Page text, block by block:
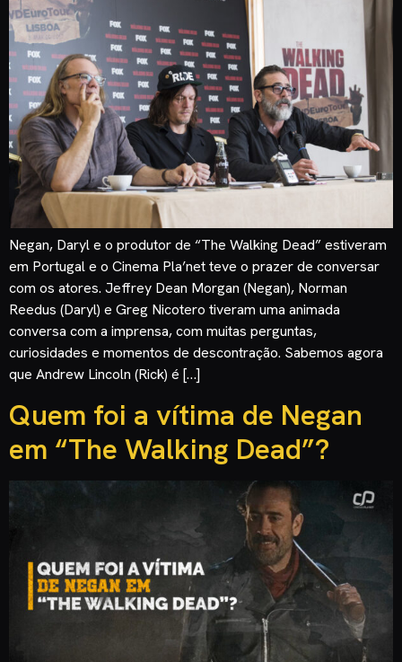
Negan, Daryl e o produtor de “The Walking Dead” estiveram
em Portugal e o Cinema Pla’net teve o prazer de conversar
com os atores. Jeffrey Dean Morgan (Negan), Norman
Reedus (Daryl) e Greg Nicotero tiveram uma animada
conversa com a imprensa, com muitas perguntas,
curiosidades e momentos de descontração. Sabemos agora
que Andrew Lincoln (Rick) é […]
Quem foi a vítima de Negan
em “The Walking Dead”?